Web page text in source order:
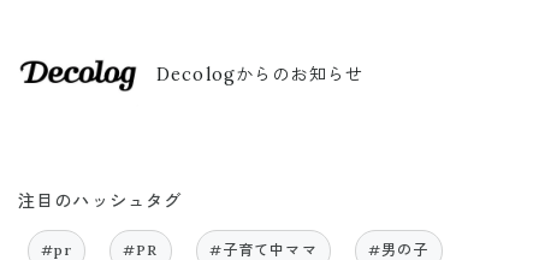
Decologからのお知らせ
注目のハッシュタグ
#pr #PR #子育て中ママ #男の子